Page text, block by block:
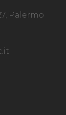
Palermo